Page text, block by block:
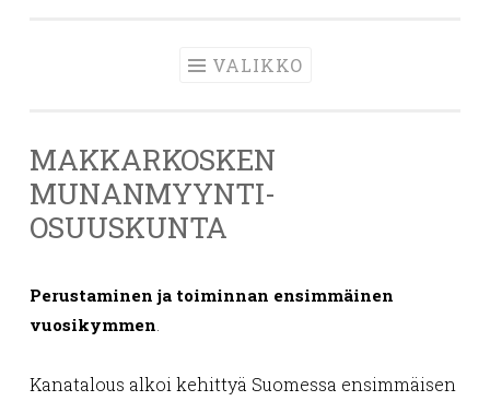
VALIKKO
MAKKARKOSKEN
MUNANMYYNTI-
OSUUSKUNTA
Perustaminen ja toiminnan ensimmäinen
vuosikymmen.
Kanatalous alkoi kehittyä Suomessa ensimmäisen